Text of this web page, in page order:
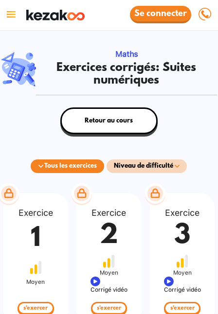
Se connecter
Maths
Exercices corrigés: Suites
numériques
Tous les exercices Niveau de difficulté
Retour au cours
Exercice
1
Moyen
s'exercer
Exercice
2
Moyen
Corrigé vidéo
s'exercer
Exercice
3
Moyen
Corrigé vidéo
s'exercer